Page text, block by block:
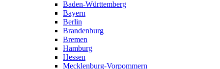
Baden-Württemberg
Bayern
Berlin
Brandenburg
Bremen
Hamburg
Hessen
Mecklenburg-Vorpommern